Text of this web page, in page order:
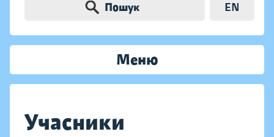
Пошук EN
Меню
Учасники